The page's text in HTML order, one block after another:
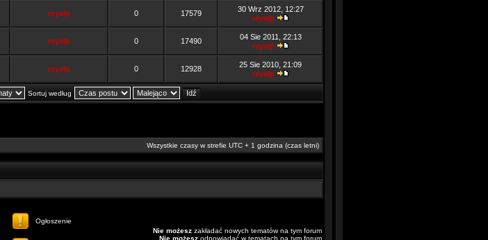
reyalp 0 17579
30 Wrz 2012, 12:27
reyalp
reyalp 0 17490
04 Sie 2011, 22:13
reyalp
reyalp 0 12928
25 Sie 2010, 21:09
reyalp
Sortuj według
Wszystkie czasy w strefie UTC + 1 godzina (czas letni)
Ogłoszenie
Nie możesz zakładać nowych tematów na tym forum
Nie możesz odpowiadać w tematach na tym forum